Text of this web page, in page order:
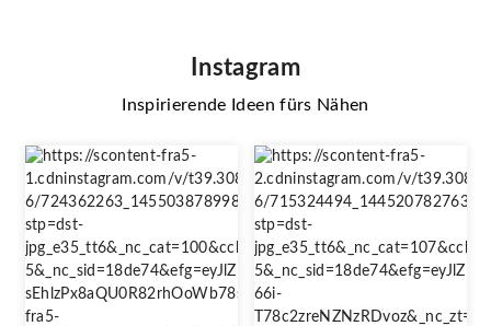
Instagram
Inspirierende Ideen fürs Nähen